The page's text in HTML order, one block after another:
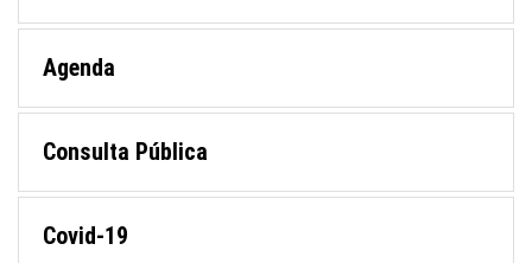
Agenda
Consulta Pública
Covid-19